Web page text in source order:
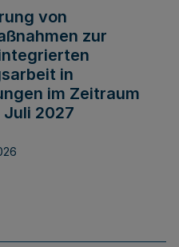
von
zur
in
im Zeitraum
2027